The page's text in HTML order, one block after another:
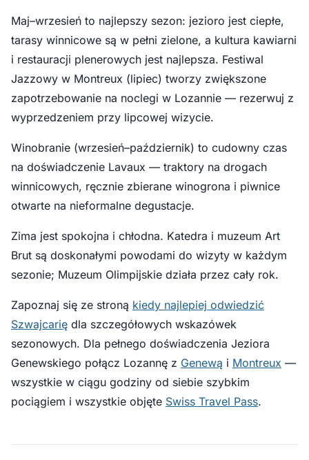
Maj–wrzesień to najlepszy sezon: jezioro jest ciepłe,
tarasy winnicowe są w pełni zielone, a kultura kawiarni
i restauracji plenerowych jest najlepsza. Festiwal
Jazzowy w Montreux (lipiec) tworzy zwiększone
zapotrzebowanie na noclegi w Lozannie — rezerwuj z
wyprzedzeniem przy lipcowej wizycie.
Winobranie (wrzesień–październik) to cudowny czas
na doświadczenie Lavaux — traktory na drogach
winnicowych, ręcznie zbierane winogrona i piwnice
otwarte na nieformalne degustacje.
Zima jest spokojna i chłodna. Katedra i muzeum Art
Brut są doskonałymi powodami do wizyty w każdym
sezonie; Muzeum Olimpijskie działa przez cały rok.
Zapoznaj się ze stroną kiedy najlepiej odwiedzić
Szwajcarię dla szczegółowych wskazówek
sezonowych. Dla pełnego doświadczenia Jeziora
Genewskiego połącz Lozannę z Genewą i Montreux —
wszystkie w ciągu godziny od siebie szybkim
pociągiem i wszystkie objęte Swiss Travel Pass.